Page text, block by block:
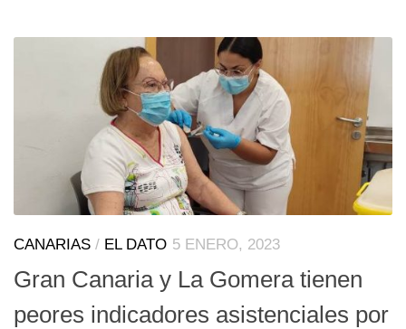
CANARIAS / EL DATO 5 ENERO, 2023
Gran Canaria y La Gomera tienen
peores indicadores asistenciales por